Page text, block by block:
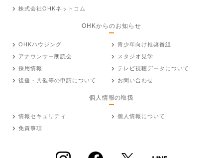
株式会社OHKネットコム
OHKからのお知らせ
OHKハウジング
青少年向け推奨番組
アナウンサー朗読会
スタジオ見学
採用情報
テレビ視聴データについて
後援・共催等の申請について
お問い合わせ
個人情報の取扱
情報セキュリティ
個人情報について
免責事項